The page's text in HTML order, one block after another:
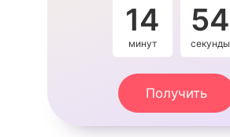
14
минут
53
секунды
Получить